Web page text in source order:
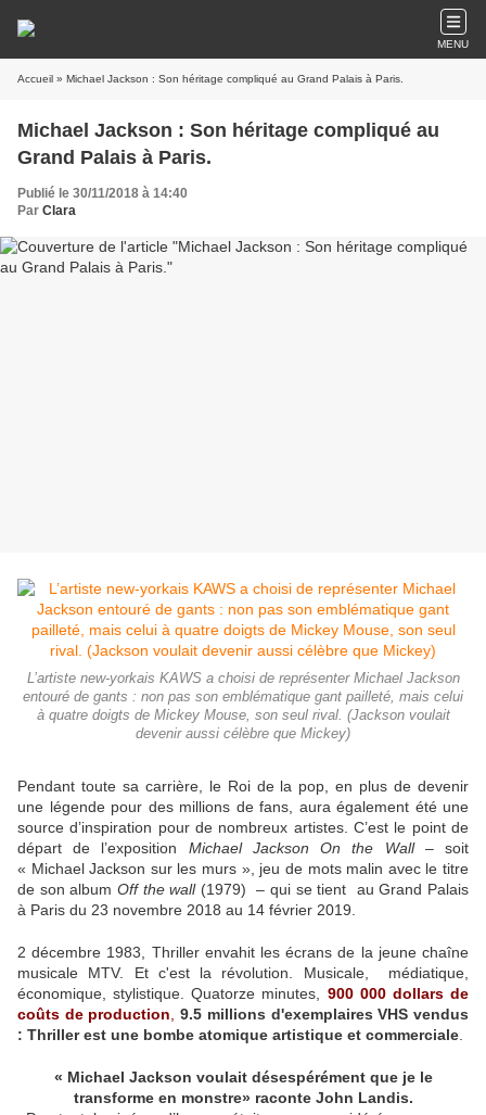
MENU
Accueil » Michael Jackson : Son héritage compliqué au Grand Palais à Paris.
Michael Jackson : Son héritage compliqué au
Grand Palais à Paris.
Publié le 30/11/2018 à 14:40
Par Clara
L’artiste new-yorkais KAWS a choisi de représenter Michael Jackson
entouré de gants : non pas son emblématique gant pailleté, mais celui
à quatre doigts de Mickey Mouse, son seul rival. (Jackson voulait
devenir aussi célèbre que Mickey)
Pendant toute sa carrière, le Roi de la pop, en plus de devenir
une légende pour des millions de fans, aura également été une
source d’inspiration pour de nombreux artistes. C’est le point de
départ de l’exposition Michael Jackson On the Wall– soit
« Michael Jackson sur les murs », jeu de mots malin avec le titre
de son album Off the wall(1979) – qui se tient au Grand Palais
à Paris du 23 novembre 2018 au 14 février 2019.
2 décembre 1983, Thriller envahit les écrans de la jeune chaîne
musicale MTV. Et c'est la révolution. Musicale, médiatique,
économique, stylistique. Quatorze minutes, 900 000 dollars de
coûts de production
9.5 millions d'exemplaires VHS vendus
: Thriller est une bombe atomique artistique et commerciale
« Michael Jackson voulait désespérément que je le
transforme en monstre» raconte John Landis.